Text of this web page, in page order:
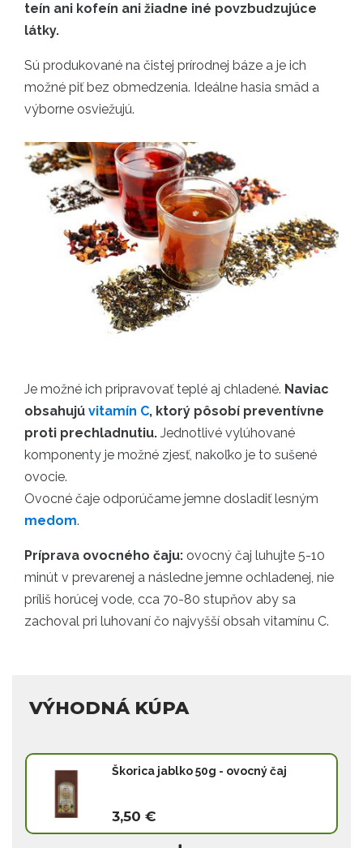
teín ani kofeín ani žiadne iné povzbudzujúce
látky.
Sú produkované na čistej prírodnej báze a je ich
možné piť bez obmedzenia. Ideálne hasia smäd a
výborne osviežujú.
Je možné ich pripravovať teplé aj chladené. Naviac
obsahujú vitamín C, ktorý pôsobí preventívne
proti prechladnutiu. Jednotlivé vylúhované
komponenty je možné zjesť, nakoľko je to sušené
ovocie.
Ovocné čaje odporúčame jemne dosladiť lesným
medom.
Príprava ovocného čaju: ovocný čaj luhujte 5-10
minút v prevarenej a následne jemne ochladenej, nie
príliš horúcej vode, cca 70-80 stupňov aby sa
zachoval pri luhovaní čo najvyšší obsah vitamínu C.
VÝHODNÁ KÚPA
Škorica jablko 50g - ovocný čaj
3,50 €